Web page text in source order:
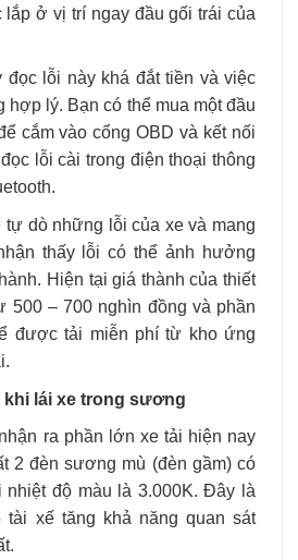
ở vị trí ngay đầu gối trái của
đọc lỗi này khá đắt tiền và việc
hợp lý. Bạn có thể mua một đầu
cắm vào cổng OBD và kết nối
lỗi cài trong điện thoại thông
tự dò những lỗi của xe và mang
thấy lỗi có thể ảnh hưởng
Hiện tại giá thành của thiết
500 – 700 nghìn đồng và phần
được tải miễn phí từ kho ứng
khi lái xe trong sương
ra phần lớn xe tải hiện nay
2 đèn sương mù (đèn gầm) có
nhiệt độ màu là 3.000K. Đây là
tài xế tăng khả năng quan sát